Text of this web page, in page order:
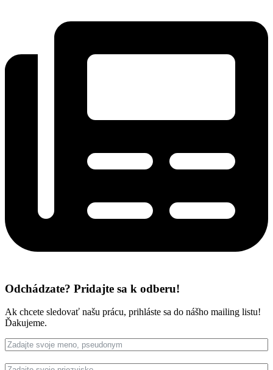
Odchádzate? Pridajte sa k odberu!
Ak chcete sledovať našu prácu, prihláste sa do nášho mailing listu!
Ďakujeme.